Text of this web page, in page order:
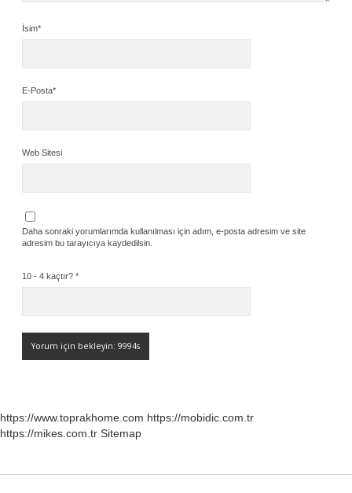
İsim*
E-Posta*
Web Sitesi
Daha sonraki yorumlarımda kullanılması için adım, e-posta adresim ve site
adresim bu tarayıcıya kaydedilsin.
10 - 4 kaçtır? *
https://www.toprakhome.com https://mobidic.com.tr
https://mikes.com.tr Sitemap